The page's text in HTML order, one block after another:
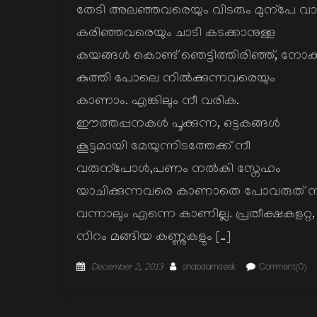
തേടി അലഞ്ഞവരെയും വിടരും മുന്പേ
കരിഞ്ഞവരെയും ചാടി കടക്കാനുള്ള
കയങ്ങള്‍ കൊണ്ട് ഞെട്ടിത്തിരിഞ്ഞ്,
കുത്തി പോലെ നില്‍ക്കുന്നവരെയും
കാണാം. എങ്കിലും നീ വരിക.
ഈത്തപ്പനകള്‍ പൂക്കുന്ന, ഒട്ടകങ്ങള്‍
കൂട്ടമായി മേയുന്നിടത്തേക്ക് നീ
വരുന്പോള്‍,പണം നല്‍കി സ്നേഹം
യാചിക്കുന്നവരെ കാണാതെ പോവരുത്
വന്നാലും എന്നെ കാണില്ല. പ്രതീക്ഷകളറ്റ,
നിറം മങ്ങിയ കണ്ണുകളും […]
Posted
December 2, 2013 Author
shabdamdesk Comment(0)